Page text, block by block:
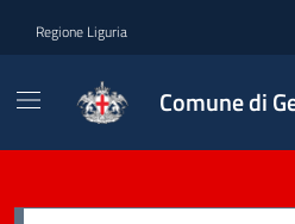
Regione Liguria
Comune di